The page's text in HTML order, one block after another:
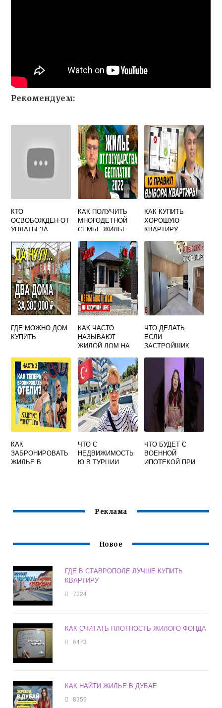
Рекомендуем:
КТО
ОСВОБОЖДЕН ОТ
УПЛАТЫ ЗА
ЖИЛЬЯ
КАК ПОЛУЧИТЬ
МНОГОДЕТНОЙ
СЕМЬЕ ЖИЛЬЕ
КАК КУПИТЬ
ХОРОШУЮ
КВАРТИРУ
ГДЕ МОЖНО ДОМ
КУПИТЬ
КАК ЧАСТО
НАЗЫВАЮТ
ЖИЛОЙ ДОМ НА
К 1
ЧТО ДЕЛАТЬ
ЕСЛИ
ЗАСТРОЙЩИК
КВАРТИРЫ И
ТРЕБУЕТ
ДОПЛАТЫ
КАК
ЗАБРОНИРОВАТЬ
ЖИЛЬЕ В
ЧТО С
НЕДВИЖИМОСТЬ
Ю В ТУРЦИИ
ЧТО БУДЕТ С
ВОЕННОЙ
ИПОТЕКОЙ ПРИ
Реклама
Новое
ГДЕ В СТАВРОПОЛЕ ЛУЧШЕ КУПИТЬ
КВАРТИРУ
7324
КАК СЧИТАТЬ ПЛОТНОСТЬ ЖИЛОГО ФОНДА
6473
КАК НАЙТИ ЖИЛЬЕ В ДУБАЕ
8359